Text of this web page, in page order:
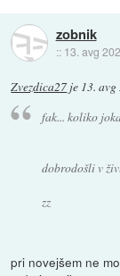
zobnik
:: 13. avg
Zvezdica27 je 13.
fak... koliko
dobrodošli v
zz
pri novejšem ne